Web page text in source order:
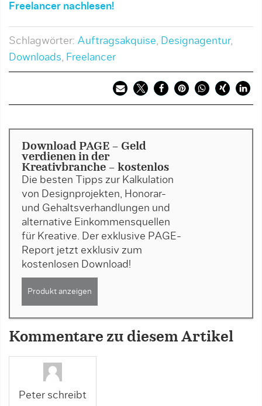
Freelancer nachlesen!
Schlagwörter: Auftragsakquise, Designagentur,
Downloads, Freelancer
Download PAGE - Geld
verdienen in der
Kreativbranche - kostenlos
Die besten Tipps zur Kalkulation
von Designprojekten, Honorar-
und Gehaltsverhandlungen und
alternative Einkommensquellen
für Kreative. Der exklusive PAGE-
Report jetzt exklusiv zum
kostenlosen Download!
Produkt anzeigen
Kommentare zu diesem Artikel
Peter schreibt